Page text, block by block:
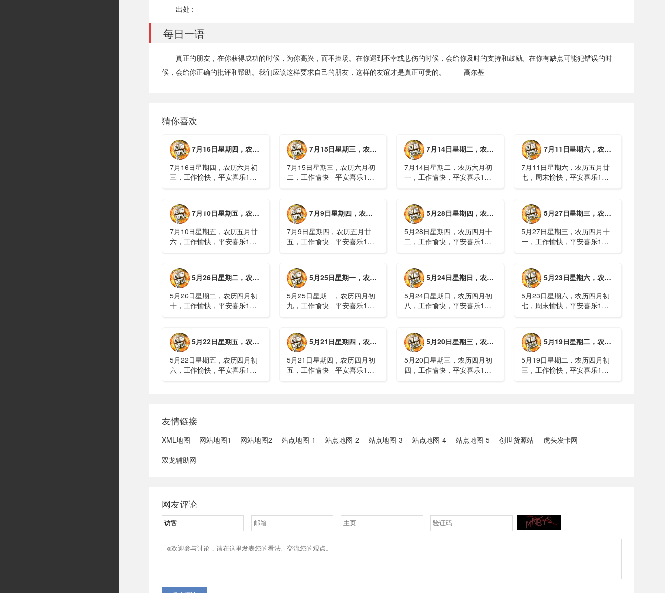
出处：
每日一语
真正的朋友，在你获得成功的时候，为你高兴，而不捧场。在你遇到不幸或悲伤的时候，会给你及时的支持和鼓励。在你有缺点可能犯错误的时
候，会给你正确的批评和帮助。我们应该这样要求自己的朋友，这样的友谊才是真正可贵的。 —— 高尔基
猜你喜欢
7月16日星期四，农历六月初三，工作愉快，平安喜乐
7月16日星期四，农历六月初
三，工作愉快，平安喜乐1、
伊战争或升级，特朗普召集会
议讨论大规模进攻3、深圳一
商住楼加装......
7月15日星期三，农历六月初二，工作愉快，平安喜乐
7月15日星期三，农历六月初
二，工作愉快，平安喜乐1、
案2、全球首款实体瘤CAR-T
细胞治疗走向临床，上海多家
医院开......
7月14日星期二，农历六月初一，工作愉快，平安喜乐
7月14日星期二，农历六月初
一，工作愉快，平安喜乐1、
停业2、广西梧州万秀区：累
计发现登革热病例228例，已
治愈出院1......
7月11日星期六，农历五月廿七，周末愉快，平安喜乐
7月11日星期六，农历五月廿
七，周末愉快，平安喜乐1、
8000多人被困，总台记者徒步
近6小时抵达乡政府3、上海发
布海......
7月10日星期五，农历五月廿六，工作愉快，平安喜乐
7月10日星期五，农历五月廿
六，工作愉快，平安喜乐1、
山体滑坡：21名林场工人遇
难，年龄最长者近6旬3、近亿
元高标......
7月9日星期四，农历五月廿五，工作愉快，平安喜乐
7月9日星期四，农历五月廿
五，工作愉快，平安喜乐1、
家科技进步一等奖！同济大学
为纳米制造铸就“精准标尺”3、
四川宜宾高......
5月28日星期四，农历四月十二，工作愉快，平安喜乐
5月28日星期四，农历四月十
二，工作愉快，平安喜乐1、
果(金)埃博拉疫情仍处于暴发
初期，主要传播方式为体液接
触3、......
5月27日星期三，农历四月十一，工作愉快，平安喜乐
5月27日星期三，农历四月十
一，工作愉快，平安喜乐1、
2、媒体：重庆永川一村会计
打电话叫醒乡亲后失联，遗体
被找到确认遇难......
5月26日星期二，农历四月初十，工作愉快，平安喜乐
5月26日星期二，农历四月初
十，工作愉快，平安喜乐1、
15年2、神舟二十三号载人飞
船与空间站组合体完成自主快
速交会对接......
5月25日星期一，农历四月初九，工作愉快，平安喜乐
5月25日星期一，农历四月初
九，工作愉快，平安喜乐1、
接2、山洪等地质灾害风险
大，重庆永川连续暴雨已致17
人失联，1人......
5月24日星期日，农历四月初八，工作愉快，平安喜乐
5月24日星期日，农历四月初
八，工作愉快，平安喜乐1、
一煤矿爆炸已致8人死亡，井
下38人正在全力搜救3、张国
清赶赴山......
5月23日星期六，农历四月初七，周末愉快，平安喜乐
5月23日星期六，农历四月初
七，周末愉快，平安喜乐1、
常住地提供基本公共服务的实
施意见》2、珠江流域进入“龙
舟水”降雨......
5月22日星期五，农历四月初六，工作愉快，平安喜乐
5月22日星期五，农历四月初
六，工作愉快，平安喜乐1、
3、司法部：......
5月21日星期四，农历四月初五，工作愉快，平安喜乐
5月21日星期四，农历四月初
五，工作愉快，平安喜乐1、
5月20日星期三，农历四月初四，工作愉快，平安喜乐
5月20日星期三，农历四月初
四，工作愉快，平安喜乐1、
5月19日星期二，农历四月初三，工作愉快，平安喜乐
5月19日星期二，农历四月初
三，工作愉快，平安喜乐1、
友情链接
XML地图 网站地图1 网站地图2 站点地图-1 站点地图-2 站点地图-3 站点地图-4 站点地图-5 创世货源站
虎头发卡网
双龙辅助网
网友评论